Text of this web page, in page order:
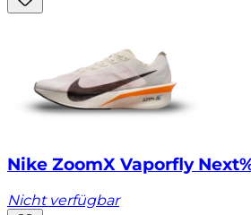
Nike ZoomX Vaporfly
Nicht verfügbar